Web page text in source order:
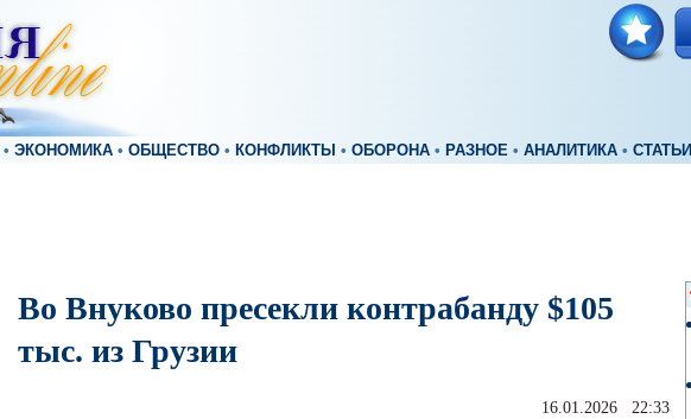
• ЭКОНОМИКА • ОБЩЕСТВО • КОНФЛИКТЫ • ОБОРОНА • РАЗНОЕ • АНАЛИТИКА • СТАТЬИ
Во Внуково пресекли контрабанду $105
тыс. из Грузии
16.01.2026 22:33